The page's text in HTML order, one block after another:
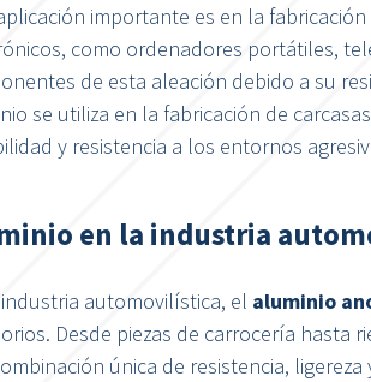
importante es en la
como ordenadores portátiles,
de esta aleación debido a su
se utiliza en la fabricación de
y resistencia a los entornos
en la industria
automovilística, el aluminio
Desde piezas de carrocería hasta
única de resistencia,